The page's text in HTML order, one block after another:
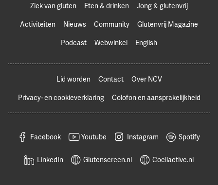
Ziek van gluten Eten & drinken
Jong & glutenvrij
Activiteiten
Nieuws Community
Glutenvrij Magazine
Podcast
Webwinkel English
Lid worden Contact
Over NCV
Privacy- en cookieverklaring
Colofon en aansprakelijkheid
Facebook Youtube Instagram Spotify
LinkedIn Glutenscreen.nl Coeliactive.nl